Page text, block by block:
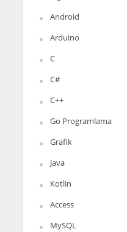
Android
Arduino
C
C#
C++
Go Programlama
Grafik
Java
Kotlin
Access
MySQL